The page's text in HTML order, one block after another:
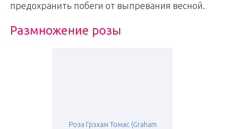
предохранить побеги от выпревания весной.
Размножение розы
Роза Грэхам Томас (Graham